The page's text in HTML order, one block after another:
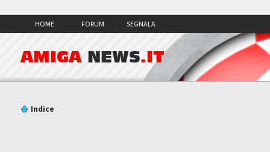
HOME FORUM SEGNALA
AMIGA NEWS.IT
Indice